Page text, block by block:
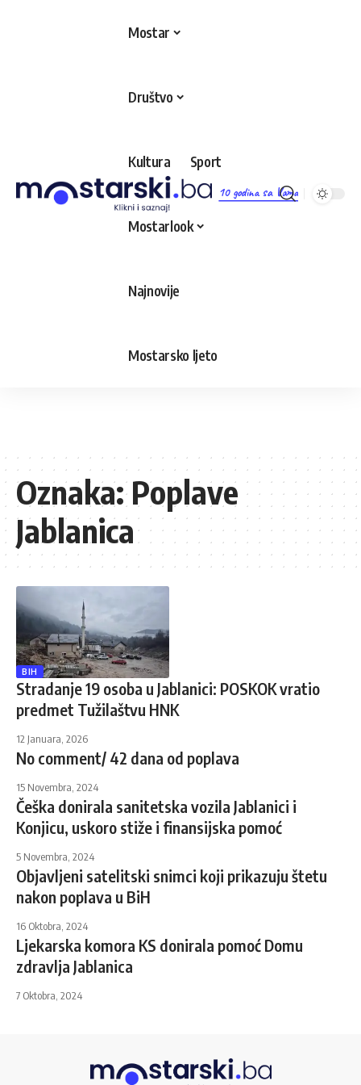
10 godina sa Vama
Mostar
Društvo
Kultura Sport
Mostarlook
Najnovije
Mostarsko ljeto
Oznaka:Poplave
Jablanica
BIH
Stradanje 19 osoba u Jablanici: POSKOK vratio
predmet Tužilaštvu HNK
12 Januara, 2026
No comment/ 42 dana od poplava
15 Novembra, 2024
Češka donirala sanitetska vozila Jablanici i
Konjicu, uskoro stiže i finansijska pomoć
5 Novembra, 2024
Objavljeni satelitski snimci koji prikazuju štetu
nakon poplava u BiH
16 Oktobra, 2024
Ljekarska komora KS donirala pomoć Domu
zdravlja Jablanica
7 Oktobra, 2024